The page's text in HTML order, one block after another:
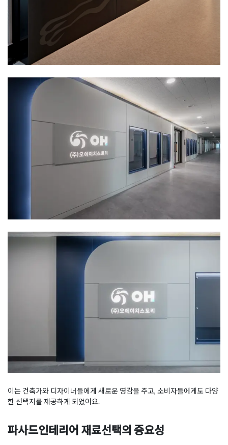
이는 건축가와 디자이너들에게 새로운 영감을 주고, 소비자들에게도 다양
한 선택지를 제공하게 되었어요.
파사드인테리어 재료선택의 중요성